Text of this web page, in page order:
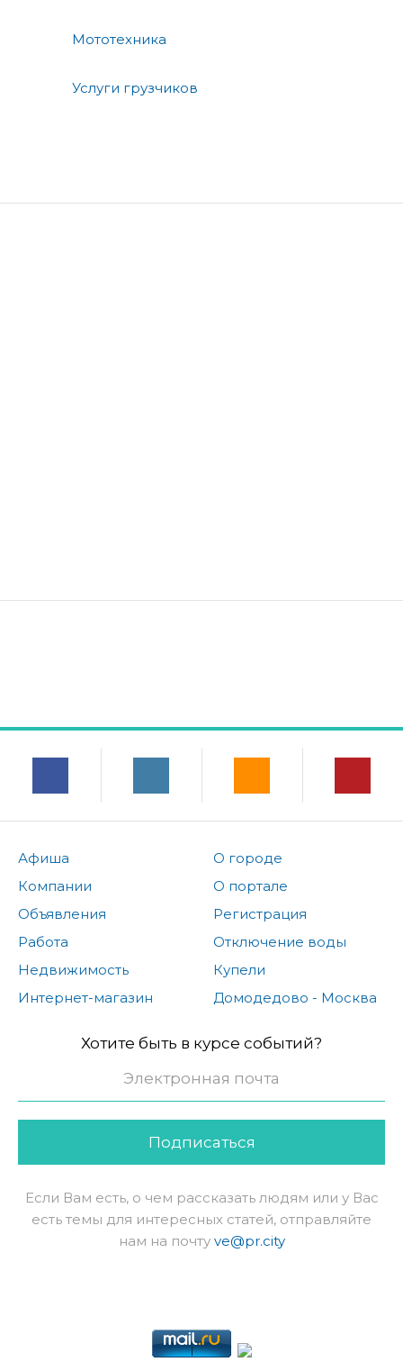
Мототехника
Услуги грузчиков
Афиша
Компании
Объявления
Работа
Недвижимость
Интернет-магазин
О городе
О портале
Регистрация
Отключение воды
Купели
Домодедово - Москва
Хотите быть в курсе событий?
Подписаться
Если Вам есть, о чем рассказать людям или у Вас
есть темы для интересных статей, отправляйте
нам на почту ve@pr.city